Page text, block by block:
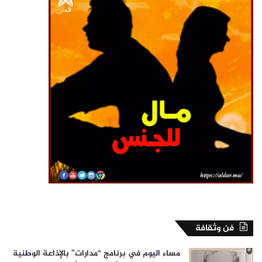
فن وثقافة
مساء اليوم في برنامج “مدارات” بالإذاعة الوطنية